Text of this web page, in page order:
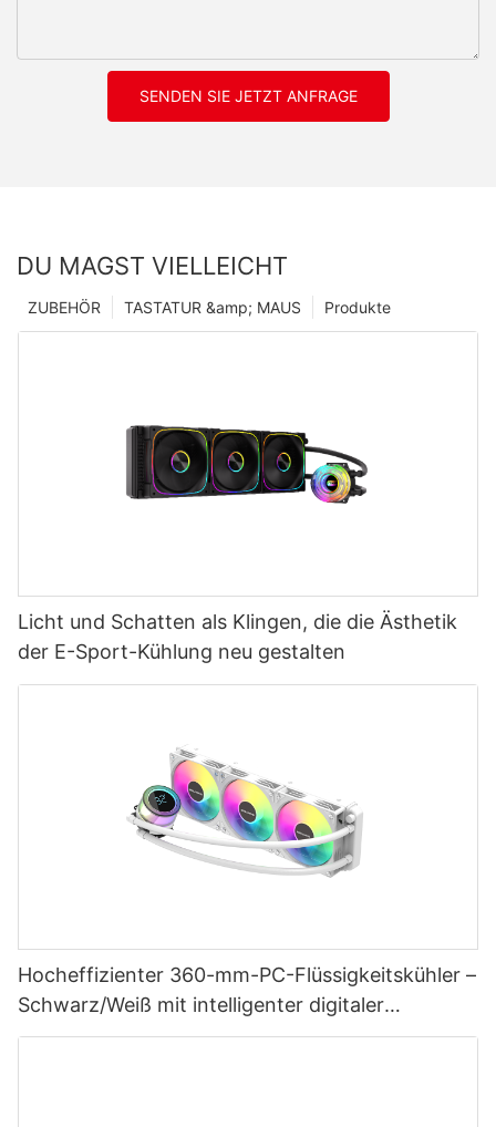
SENDEN SIE JETZT ANFRAGE
DU MAGST VIELLEICHT
Produkte
TASTATUR &amp; MAUS
ZUBEHÖR
Licht und Schatten als Klingen, die die Ästhetik
der E-Sport-Kühlung neu gestalten
Hocheffizienter 360-mm-PC-Flüssigkeitskühler –
Schwarz/Weiß mit intelligenter digitaler
Temperaturregelung